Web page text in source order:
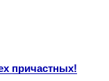
причастных!